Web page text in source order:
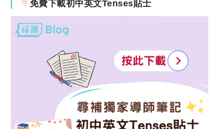
免費下載初中英文Tenses貼士